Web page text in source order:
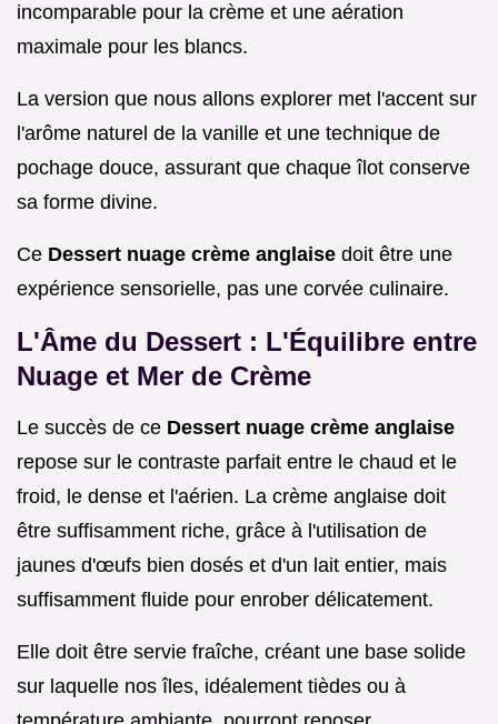
incomparable pour la crème et une aération
maximale pour les blancs.
La version que nous allons explorer met l'accent sur
l'arôme naturel de la vanille et une technique de
pochage douce, assurant que chaque îlot conserve
sa forme divine.
Ce Dessert nuage crème anglaise doit être une
expérience sensorielle, pas une corvée culinaire.
L'Âme du Dessert : L'Équilibre entre
Nuage et Mer de Crème
Le succès de ce Dessert nuage crème anglaise
repose sur le contraste parfait entre le chaud et le
froid, le dense et l'aérien. La crème anglaise doit
être suffisamment riche, grâce à l'utilisation de
jaunes d'œufs bien dosés et d'un lait entier, mais
suffisamment fluide pour enrober délicatement.
Elle doit être servie fraîche, créant une base solide
sur laquelle nos îles, idéalement tièdes ou à